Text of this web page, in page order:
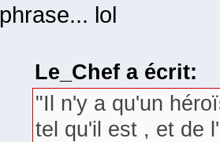
phrase... lol
Le_Chef a écrit:
"Il n'y a qu'un
tel qu'il est , et de